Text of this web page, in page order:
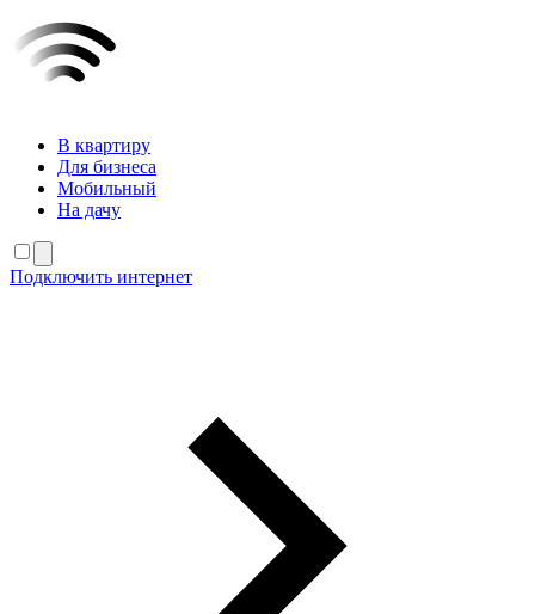
В квартиру
Для бизнеса
Мобильный
На дачу
Подключить интернет